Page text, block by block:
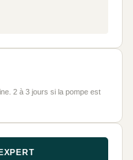
2 à 3 jours si la pompe est